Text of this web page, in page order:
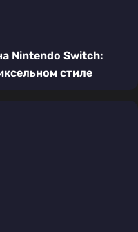
Nintendo Switch:
стиле